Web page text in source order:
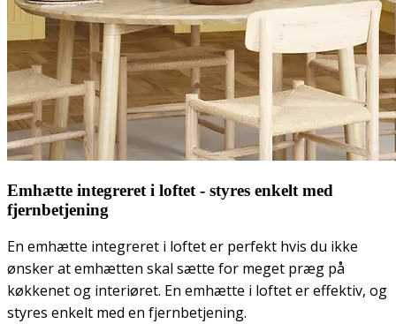
Emhætte integreret i loftet - styres enkelt med
fjernbetjening
En emhætte integreret i loftet er perfekt hvis du ikke
ønsker at emhætten skal sætte for meget præg på
køkkenet og interiøret. En emhætte i loftet er effektiv, og
styres enkelt med en fjernbetjening.